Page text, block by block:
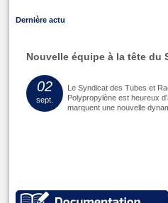
Dernière actu
Nouvelle équipe à la tête du
02
sept.
Le Syndicat des Tubes et
Polypropylène est heureux
marquent une nouvelle